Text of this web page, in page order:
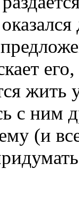
с ним
(и